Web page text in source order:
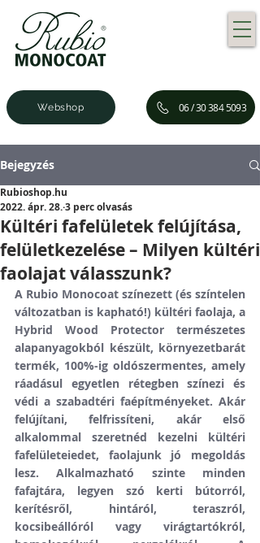
Webshop 06 / 30 384 5093
Bejegyzés
Kültéri fafelületek felújítása,
felületkezelése – Milyen kültéri
faolajat válasszunk?
Rubioshop.hu
2022. ápr. 28.3 perc olvasás
A Rubio Monocoat színezett (és színtelen
változatban is kapható!) kültéri faolaja, a
Hybrid Wood Protector természetes
alapanyagokból készült, környezetbarát
termék, 100%-ig oldószermentes, amely
ráadásul egyetlen rétegben színezi és
védi a szabadtéri faépítményeket. Akár
felújítani, felfrissíteni, akár első
alkalommal szeretnéd kezelni kültéri
fafelületeiedet, faolajunk jó megoldás
lesz. Alkalmazható szinte minden
fafajtára, legyen szó kerti bútorról,
kerítésről, hintáról, teraszról,
kocsibeállóról vagy virágtartókról,